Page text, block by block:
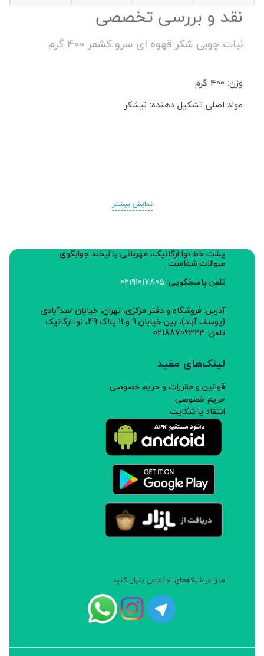
نقد و بررسی تخصصی
نبات چوبی شکر قهوه ای سرو کشمر 400 گرم
وزن: 400 گرم
مواد اصلی تشکیل دهنده: نیشکر
نمایش بیشتر
پشت خط نوا ارگانیک، مهربانی با لبخند جوابگوی
سوالات شماست
تلفن پاسخگویی: 02191017805
آدرس: فروشگاه و دفتر مرکزی، تهران، خیابان اسدآبادی
(یوسف آباد)، بین خیابان 9 و 11 پلاک 49، نوا ارگانیک
تلفن: 02188706323
لینک‌های مفید
قوانین و مقررات و حریم خصوصی
حریم خصوصی
انتقاد یا شکایت
ما را در شبکه‌های اجتماعی دنبال کنید